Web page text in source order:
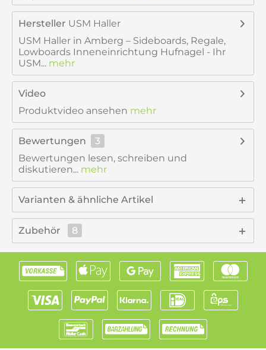
Hersteller USM Haller
USM Haller in Amberg – Sideboards, Regale,
Lowboards Inneneinrichtung Hufnagel - Ihr
USM... mehr
Video
Produktvideo ansehen mehr
Bewertungen
3
Bewertungen lesen, schreiben und
diskutieren... mehr
Varianten & ähnliche Artikel
Zubehör 8